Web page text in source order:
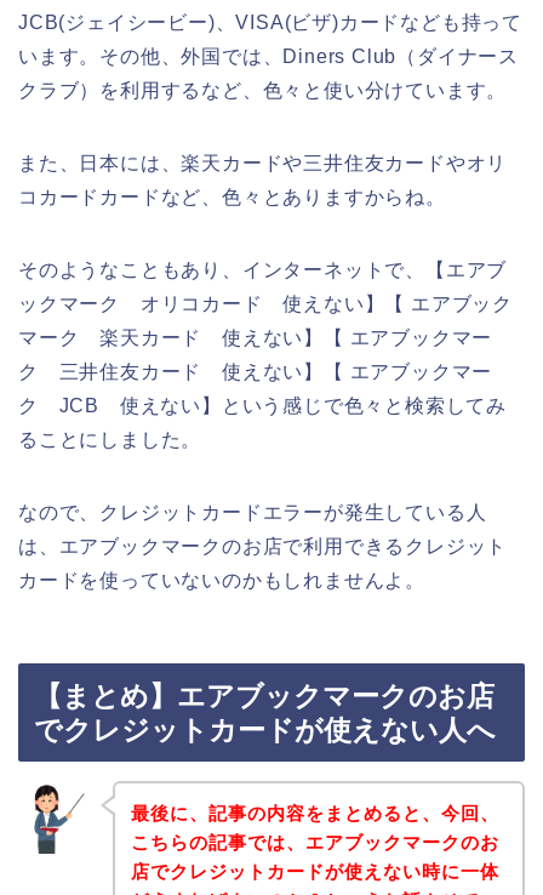
JCB(ジェイシービー)、VISA(ビザ)カードなども持って
います。その他、外国では、Diners Club（ダイナース
クラブ）を利用するなど、色々と使い分けています。
また、日本には、楽天カードや三井住友カードやオリ
コカードカードなど、色々とありますからね。
そのようなこともあり、インターネットで、【エアブ
ックマーク オリコカード 使えない】【 エアブック
マーク 楽天カード 使えない】【 エアブックマー
ク 三井住友カード 使えない】【 エアブックマー
ク JCB 使えない】という感じで色々と検索してみ
ることにしました。
なので、クレジットカードエラーが発生している人
は、エアブックマークのお店で利用できるクレジット
カードを使っていないのかもしれませんよ。
【まとめ】エアブックマークのお店
でクレジットカードが使えない人へ
最後に、記事の内容をまとめると、今回、
こちらの記事では、エアブックマークのお
店でクレジットカードが使えない時に一体